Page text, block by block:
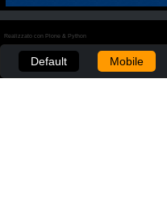
Realizzato con Plone & Python
Default Mobile